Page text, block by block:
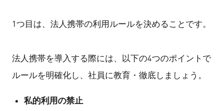
1つ目は、法人携帯の利用ルールを決めることです。
法人携帯を導入する際には、以下の4つのポイントで
ルールを明確化し、社員に教育・徹底しましょう。
私的利用の禁止